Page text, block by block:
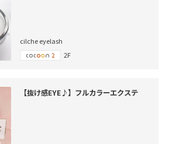
cilche eyelash
2F
【抜け感EYE♪】フルカラーエクステ